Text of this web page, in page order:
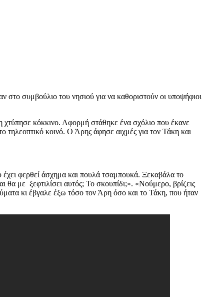
συμβούλιο του νησιού για να καθοριστούν οι υποψήφιοι
χτύπησε κόκκινο. Αφορμή στάθηκε ένα σχόλιο που έκανε
τηλεοπτικό κοινό. Ο Άρης άφησε αιχμές για τον Τάκη και
φερθεί άσχημα και πουλά τσαμπουκά. Ξεκαβάλα το
με ξεφτιλίσει αυτός; Το σκουπίδι;». «Νούμερο, βρίζεις
κι έβγαλε έξω τόσο τον Άρη όσο και το Τάκη, που ήταν